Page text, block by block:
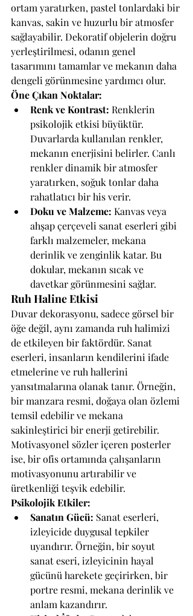
ortam yaratırken, pastel tonlardaki bir
kanvas, sakin ve huzurlu bir atmosfer
sağlayabilir. Dekoratif objelerin doğru
yerleştirilmesi, odanın genel
tasarımını tamamlar ve mekanın daha
dengeli görünmesine yardımcı olur.
Öne Çıkan Noktalar:
Renk ve Kontrast: Renklerin
psikolojik etkisi büyüktür.
Duvarlarda kullanılan renkler,
mekanın enerjisini belirler. Canlı
renkler dinamik bir atmosfer
yaratırken, soğuk tonlar daha
rahatlatıcı bir his verir.
Doku ve Malzeme: Kanvas veya
ahşap çerçeveli sanat eserleri gibi
farklı malzemeler, mekana
derinlik ve zenginlik katar. Bu
dokular, mekanın sıcak ve
davetkar görünmesini sağlar.
Ruh Haline Etkisi
Duvar dekorasyonu, sadece görsel bir
öğe değil, aynı zamanda ruh halimizi
de etkileyen bir faktördür. Sanat
eserleri, insanların kendilerini ifade
etmelerine ve ruh hallerini
yansıtmalarına olanak tanır. Örneğin,
bir manzara resmi, doğaya olan özlemi
temsil edebilir ve mekana
sakinleştirici bir enerji getirebilir.
Motivasyonel sözler içeren posterler
ise, bir ofis ortamında çalışanların
motivasyonunu artırabilir ve
üretkenliği teşvik edebilir.
Psikolojik Etkiler:
Sanatın Gücü: Sanat eserleri,
izleyicide duygusal tepkiler
uyandırır. Örneğin, bir soyut
sanat eseri, izleyicinin hayal
gücünü harekete geçirirken, bir
portre resmi, mekana derinlik ve
anlam kazandırır.